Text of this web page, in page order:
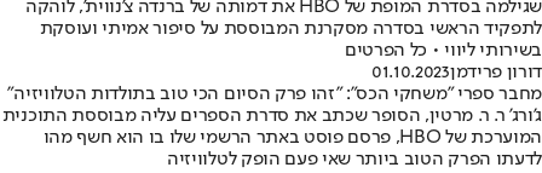
שגילמה בסדרת המופת של HBO את דמותה של ברנדה צ'נווית', לוהקה
לתפקיד הראשי בסדרה מסקרנת המבוססת על סיפור אמיתי ועוסקת
בשירותי ליווי • כל הפרטים
דורון פרידמן01.10.2023
מחבר ספרי "משחקי הכס": "זהו פרק הסיום הכי טוב בתולדות הטלוויזיה"
ג'ורג' ר. ר. מרטין, הסופר שכתב את סדרת הספרים עליה מבוססת התוכנית
המוערכת של HBO, פרסם פוסט באתר הרשמי שלו בו הוא חשף מהו
לדעתו הפרק הטוב ביותר שאי פעם הופק לטלוויזיה